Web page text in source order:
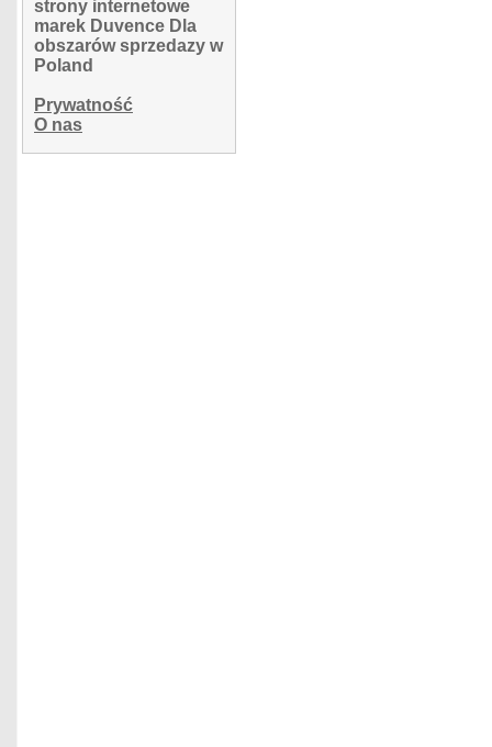
strony internetowe
marek Duvence Dla
obszarów sprzedazy w
Poland
Prywatność
O nas